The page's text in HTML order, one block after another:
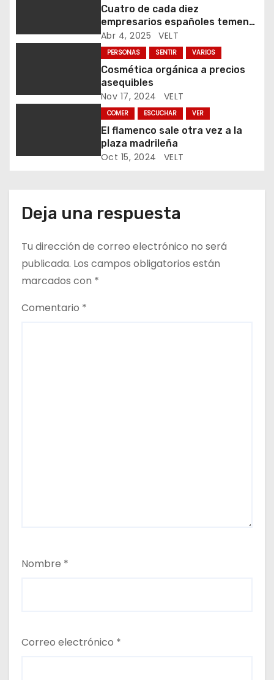
r
a
Cuatro de cada diez
empresarios españoles temen
que los aranceles frenen su
comercio exterior
Abr 4, 2025 VELT
PERSONAS SENTIR VARIOS
Cosmética orgánica a precios
asequibles
Nov 17, 2024 VELT
COMER ESCUCHAR VER
El flamenco sale otra vez a la
plaza madrileña
Oct 15, 2024 VELT
Deja una respuesta
Tu dirección de correo electrónico no será
publicada. Los campos obligatorios están
marcados con *
Comentario *
Nombre *
Correo electrónico *